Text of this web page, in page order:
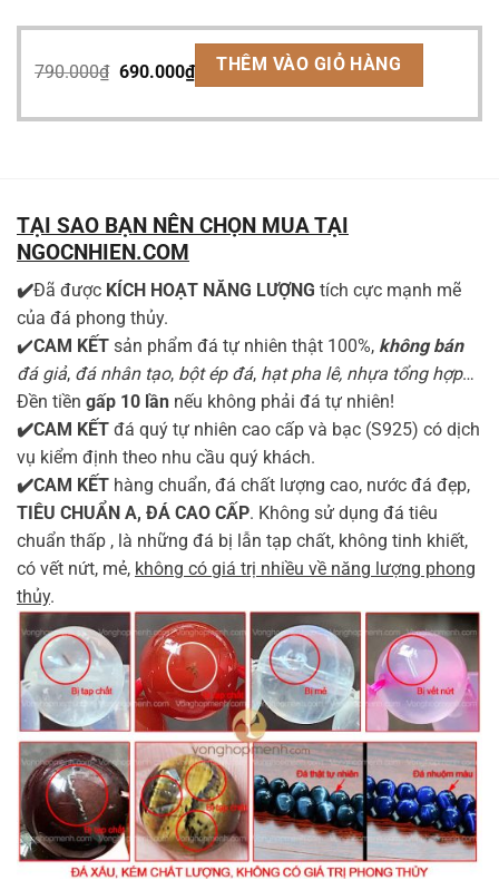
790.000₫
gốc
690.000₫
Giá
hiện
THÊM VÀO GIỎ HÀNG
TẠI SAO BẠN NÊN CHỌN MUA TẠI
NGOCNHIEN.COM
✔️Đã được KÍCH HOẠT NĂNG LƯỢNG tích cực mạnh mẽ
của đá phong thủy.
✔️CAM KẾT sản phẩm đá tự nhiên thật 100%, không bán
đá giả, đá nhân tạo, bột ép đá, hạt pha lê, nhựa tổng hợp…
Đền tiền gấp 10 lần nếu không phải đá tự nhiên!
✔️CAM KẾT đá quý tự nhiên cao cấp và bạc (S925) có dịch
vụ kiểm định theo nhu cầu quý khách.
✔️CAM KẾT hàng chuẩn, đá chất lượng cao, nước đá đẹp,
TIÊU CHUẨN A, ĐÁ CAO CẤP. Không sử dụng đá tiêu
chuẩn thấp , là những đá bị lẫn tạp chất, không tinh khiết,
có vết nứt, mẻ, không có giá trị nhiều về năng lượng phong
thủy.